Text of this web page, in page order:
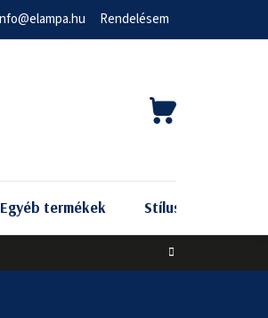
Rendelésem
KOSÁR
Egyéb termékek Stílus szerint